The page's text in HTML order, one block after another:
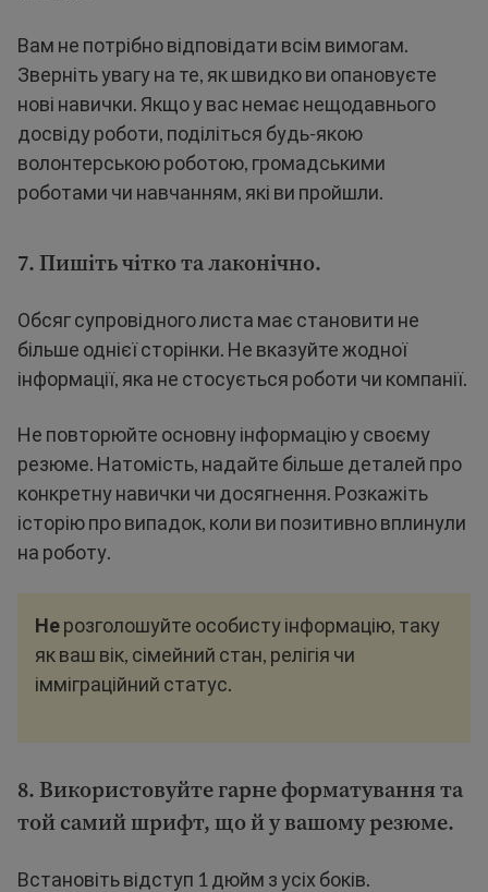
Вам не потрібно відповідати всім вимогам.
Зверніть увагу на те, як швидко ви опановуєте
нові навички. Якщо у вас немає нещодавнього
досвіду роботи, поділіться будь-якою
волонтерською роботою, громадськими
роботами чи навчанням, які ви пройшли.
7. Пишіть чітко та лаконічно.
Обсяг супровідного листа має становити не
більше однієї сторінки. Не вказуйте жодної
інформації, яка не стосується роботи чи компанії.
Не повторюйте основну інформацію у своєму
резюме. Натомість, надайте більше деталей про
конкретну навички чи досягнення. Розкажіть
історію про випадок, коли ви позитивно вплинули
на роботу.
Нерозголошуйте особисту інформацію, таку
як ваш вік, сімейний стан, релігія чи
імміграційний статус.
8. Використовуйте гарне форматування та
той самий шрифт, що й у вашому резюме.
Встановіть відступ 1 дюйм з усіх боків.